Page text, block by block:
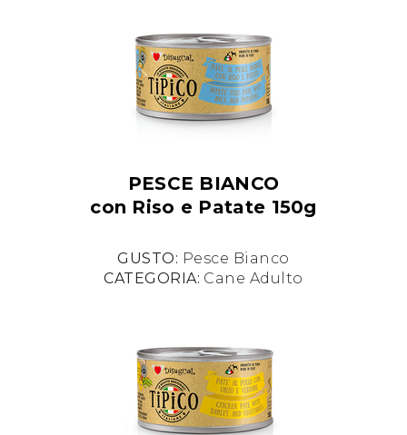
PESCE BIANCO
con Riso e Patate 150g
GUSTO: Pesce Bianco
CATEGORIA: Cane Adulto